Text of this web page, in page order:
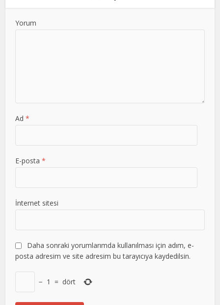
Yorum
Ad*
E-posta*
İnternet sitesi
Daha sonraki yorumlarımda kullanılması için adım, e-
posta adresim ve site adresim bu tarayıcıya kaydedilsin.
− 1 = dört